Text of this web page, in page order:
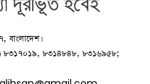
৮৩১৪৮৪৮, ৮৩১৬৯৫৮;